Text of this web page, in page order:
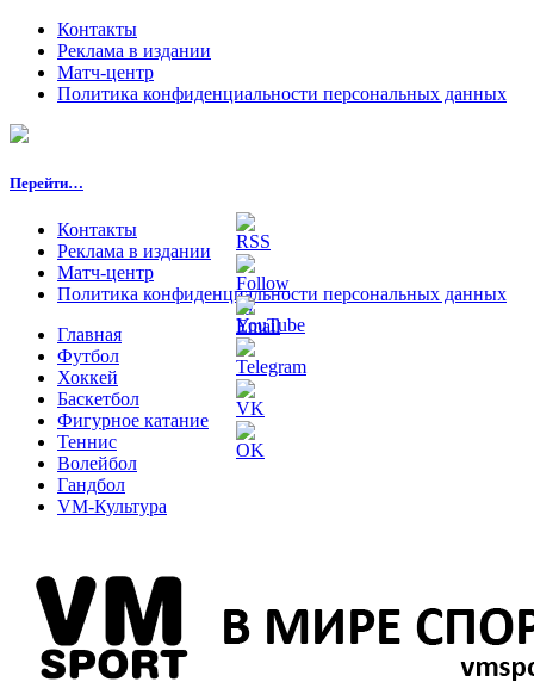
Контакты
Реклама в издании
Матч-центр
Политика конфиденциальности персональных данных
Перейти…
Контакты
Реклама в издании
Матч-центр
Политика конфиденциальности персональных данных
Главная
Футбол
Хоккей
Баскетбол
Фигурное катание
Теннис
Волейбол
Гандбол
VM-Культура